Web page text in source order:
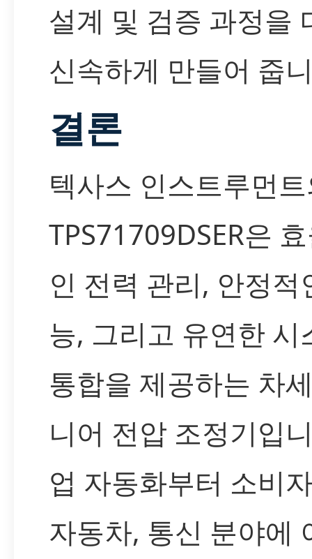
설계 및 검증 과정을
신속하게 만들어 줍
결론
텍사스 인스트루먼
TPS71709DSER은
인 전력 관리, 안정적
능, 그리고 유연한 시
통합을 제공하는 차
니어 전압 조정기입
업 자동화부터 소비
자동차, 통신 분야에